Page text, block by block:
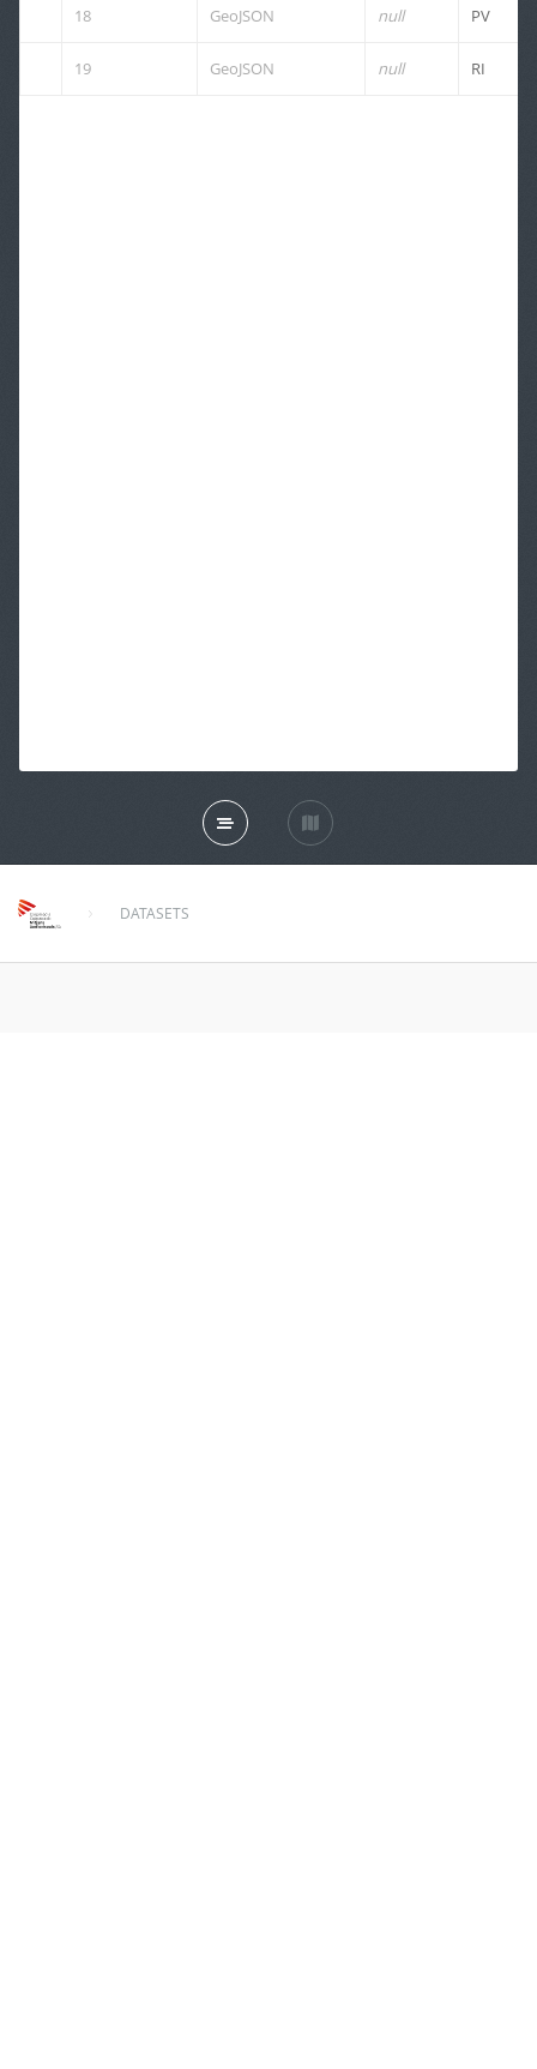
18 GeoJSON null PV
19 GeoJSON null RI
DATASETS